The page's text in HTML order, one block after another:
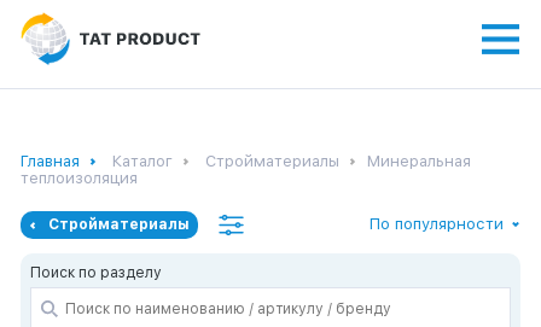
Главная Каталог Стройматериалы
Минеральная
теплоизоляция
Стройматериалы По популярности
Поиск по разделу